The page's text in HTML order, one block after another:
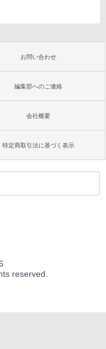
お問い合わせ
編集部へのご連絡
会社概要
特定商取引法に基づく表示
reserved.